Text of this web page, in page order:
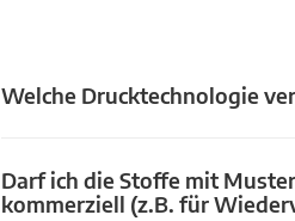
Welche Drucktechnologie
Darf ich die Stoffe mit
kommerziell (z.B. für